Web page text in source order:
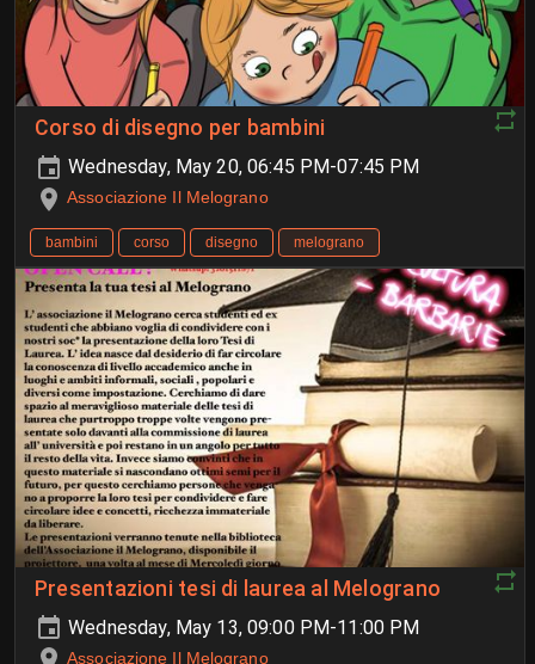
Corso di disegno per bambini
Wednesday, May 20, 06:45 PM-07:45 PM
Associazione Il Melograno
bambini corso disegno melograno
Presentazioni tesi di laurea al Melograno
Wednesday, May 13, 09:00 PM-11:00 PM
Associazione Il Melograno